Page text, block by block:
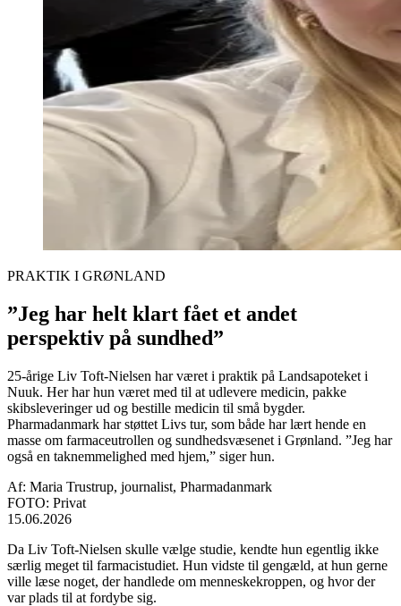
PRAKTIK I GRØNLAND
”Jeg har helt klart fået et andet
perspektiv på sundhed”
25-årige Liv Toft-Nielsen har været i praktik på Landsapoteket i
Nuuk. Her har hun været med til at udlevere medicin, pakke
skibsleveringer ud og bestille medicin til små bygder.
Pharmadanmark har støttet Livs tur, som både har lært hende en
masse om farmaceutrollen og sundhedsvæsenet i Grønland. ”Jeg har
også en taknemmelighed med hjem,” siger hun.
Af: Maria Trustrup, journalist, Pharmadanmark
FOTO: Privat
15.06.2026
Da Liv Toft-Nielsen skulle vælge studie, kendte hun egentlig ikke
særlig meget til farmacistudiet. Hun vidste til gengæld, at hun gerne
ville læse noget, der handlede om menneskekroppen, og hvor der
var plads til at fordybe sig.